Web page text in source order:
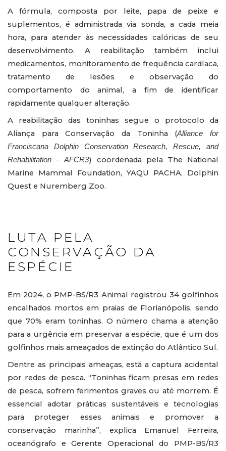
A fórmula, composta por leite, papa de peixe e
suplementos, é administrada via sonda, a cada meia
hora, para atender às necessidades calóricas de seu
desenvolvimento. A reabilitação também inclui
medicamentos, monitoramento de frequência cardíaca,
tratamento de lesões e observação do
comportamento do animal, a fim de identificar
rapidamente qualquer alteração.
A reabilitação das toninhas segue o protocolo da
Aliança para Conservação da Toninha (Alliance for
Franciscana Dolphin Conservation Research, Rescue, and
Rehabilitation – AFCR3) coordenada pela The National
Marine Mammal Foundation, YAQU PACHA, Dolphin
Quest e Nuremberg Zoo.
LUTA PELA
CONSERVAÇÃO DA
ESPÉCIE
Em 2024, o PMP-BS/R3 Animal registrou 34 golfinhos
encalhados mortos em praias de Florianópolis, sendo
que 70% eram toninhas. O número chama a atenção
para a urgência em preservar a espécie, que é um dos
golfinhos mais ameaçados de extinção do Atlântico Sul.
Dentre as principais ameaças, está a captura acidental
por redes de pesca. “Toninhas ficam presas em redes
de pesca, sofrem ferimentos graves ou até morrem. É
essencial adotar práticas sustentáveis e tecnologias
para proteger esses animais e promover a
conservação marinha”, explica Emanuel Ferreira,
oceanógrafo e Gerente Operacional do PMP-BS/R3